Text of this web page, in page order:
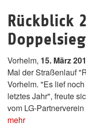
Rückblick
Vorhelm, 15. März
Mal der Straßenlauf
Vorhelm. "Es lief
letztes Jahr", freute
vom LG-
mehr